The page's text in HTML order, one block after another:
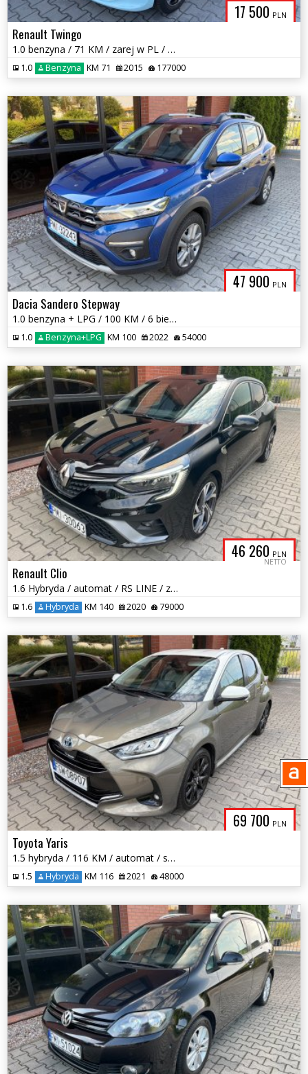
17 500 PLN
Renault Twingo
1.0 benzyna / 71 KM / zarej w PL / zadbany / możliwa zamiana
1.0 Benzyna KM 71 2015 177000
47 900 PLN
Dacia Sandero Stepway
1.0 benzyna + LPG / 100 KM / 6 biegów / zarej w PL / zadbany / zamiana
1.0 Benzyna+LPG KM 100 2022 54000
46 260 PLN
NETTO
Renault Clio
1.6 Hybryda / automat / RS LINE / zarej w PL / faktura VAT / zamiana
1.6 Hybryda KM 140 2020 79000
69 700 PLN
Toyota Yaris
1.5 hybryda / 116 KM / automat / salon polska / bezwypadek! / zadbany
1.5 Hybryda KM 116 2021 48000